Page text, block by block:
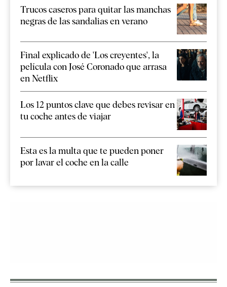
Trucos caseros para quitar las manchas
negras de las sandalias en verano
Final explicado de 'Los creyentes', la
película con José Coronado que arrasa
en Netflix
Los 12 puntos clave que debes revisar en
tu coche antes de viajar
Esta es la multa que te pueden poner
por lavar el coche en la calle